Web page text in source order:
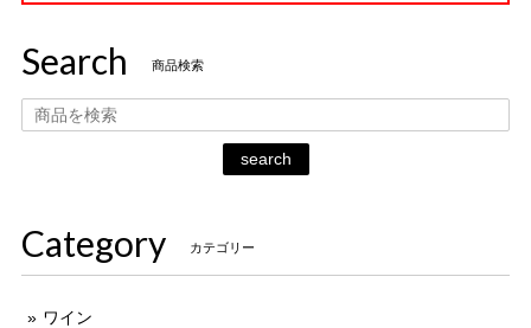
Search 商品検索
search
Category カテゴリー
ワイン